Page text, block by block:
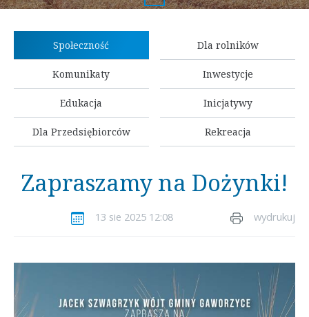
Społeczność Dla rolników
Komunikaty Inwestycje
Edukacja Inicjatywy
Dla Przedsiębiorców Rekreacja
Zapraszamy na Dożynki!
13 sie 2025 12:08 wydrukuj